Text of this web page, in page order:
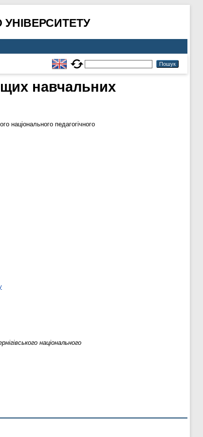
навчальних
національного педагогічного
національного